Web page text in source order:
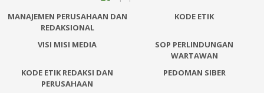
MANAJEMEN PERUSAHAAN DAN
REDAKSIONAL
KODE ETIK
VISI MISI MEDIA
SOP PERLINDUNGAN
WARTAWAN
KODE ETIK REDAKSI DAN
PERUSAHAAN
PEDOMAN SIBER